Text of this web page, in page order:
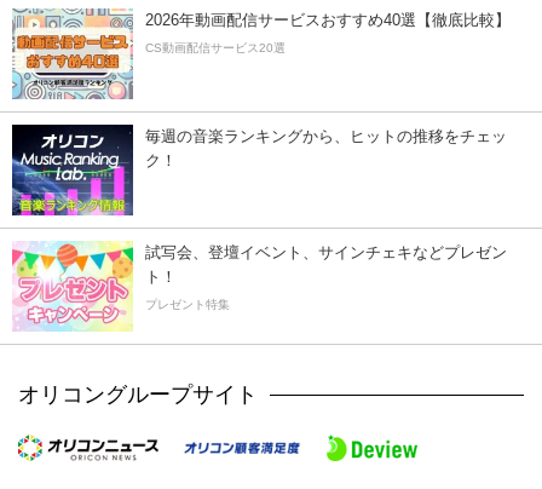
2026年動画配信サービスおすすめ40選【徹底比較】
CS動画配信サービス20選
毎週の音楽ランキングから、ヒットの推移をチェッ
ク！
試写会、登壇イベント、サインチェキなどプレゼン
ト！
プレゼント特集
オリコングループサイト